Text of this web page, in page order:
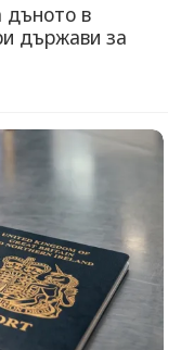
дъното в
държави за